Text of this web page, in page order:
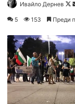
Ивайло Дернев
l
5 153 Преди